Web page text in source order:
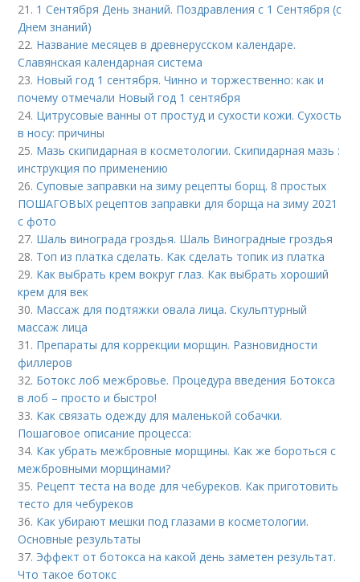
21. 1 Сентября День знаний. Поздравления с 1 Сентября (с
Днем знаний)
22. Название месяцев в древнерусском календаре.
Славянская календарная система
23. Новый год 1 сентября. Чинно и торжественно: как и
почему отмечали Новый год 1 сентября
24. Цитрусовые ванны от простуд и сухости кожи. Сухость
в носу: причины
25. Мазь скипидарная в косметологии. Скипидарная мазь :
инструкция по применению
26.Суповые заправки на зиму рецепты борщ. 8 простых
ПОШАГОВЫХ рецептов заправки для борща на зиму 2021
с фото
27. Шаль винограда гроздья. Шаль Виноградные гроздья
28. Топ из платка сделать. Как сделать топик из платка
29. Как выбрать крем вокруг глаз. Как выбрать хороший
крем для век
30. Массаж для подтяжки овала лица. Скульптурный
массаж лица
31. Препараты для коррекции морщин. Разновидности
филлеров
32. Ботокс лоб межбровье. Процедура введения Ботокса
в лоб – просто и быстро!
33. Как связать одежду для маленькой собачки.
Пошаговое описание процесса:
34. Как убрать межбровные морщины. Как же бороться с
межбровными морщинами?
35. Рецепт теста на воде для чебуреков. Как приготовить
тесто для чебуреков
36. Как убирают мешки под глазами в косметологии.
Основные результаты
37. Эффект от ботокса на какой день заметен результат.
Что такое ботокс